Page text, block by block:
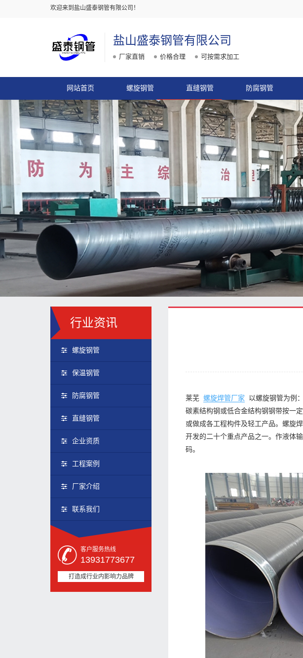
欢迎来到盐山盛泰钢管有限公司！
盐山盛泰钢管有限公司
厂家直销 价格合理 可按需求加工
网站首页 螺旋钢管 直缝钢管 防腐钢管
行业资讯
螺旋钢管
保温钢管
防腐钢管
直缝钢管
企业资质
工程案例
厂家介绍
联系我们
客户服务热线
13931773677
打造成行业内影响力品牌
莱芜 螺旋焊管厂家
以螺旋钢管为例
碳素结构钢或低合金结构钢钢带按一
或做成各工程构件及轻工产品。螺旋
开发的二十个重点产品之一。作液体
码。